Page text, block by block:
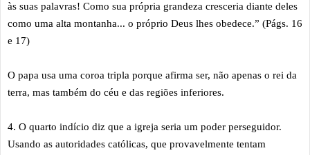
às suas palavras! Como sua própria grandeza cresceria diante deles
como uma alta montanha... o próprio Deus lhes obedece.” (Págs. 16
e 17)
O papa usa uma coroa tripla porque afirma ser, não apenas o rei da
terra, mas também do céu e das regiões inferiores.
4. O quarto indício diz que a igreja seria um poder perseguidor.
Usando as autoridades católicas, que provavelmente tentam